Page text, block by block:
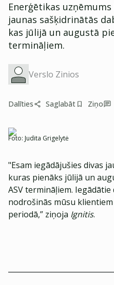
Enerģētikas
jaunas sašķidrinātās
kas jūlijā un augustā
termināļiem.
Verslo Zinios
Dalīties Saglabāt Ziņo
Foto: Judita Grigelytė
"Esam iegādājušies divas
kuras pienāks jūlijā un
ASV termināļiem.
nodrošinās mūsu
periodā,” ziņoja Ignitis.